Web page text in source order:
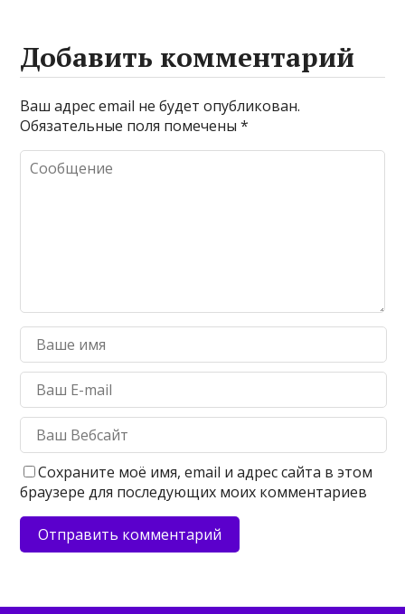
Добавить комментарий
Ваш адрес email не будет опубликован.
Обязательные поля помечены*
Сохраните моё имя, email и адрес сайта в этом
браузере для последующих моих комментариев